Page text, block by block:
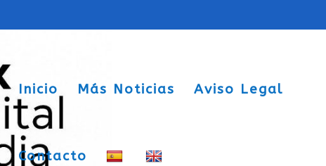
Inicio Más Noticias Aviso Legal
Contacto